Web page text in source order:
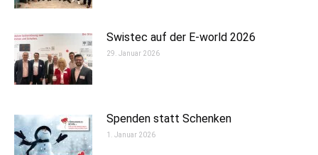
Swistec auf der E-world 2026
29. Januar 2026
Spenden statt Schenken
1. Januar 2026